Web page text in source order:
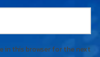
in this browser for the next